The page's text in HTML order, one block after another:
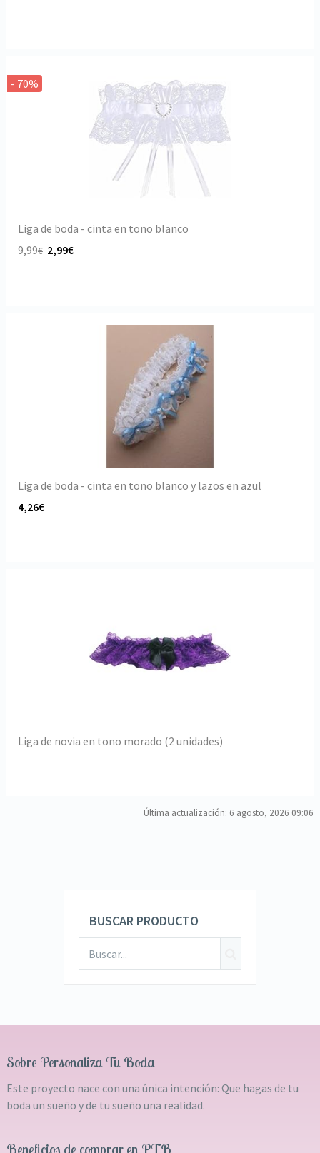
- 70%
Liga de boda - cinta en tono blanco
9,99€ 2,99€
Liga de boda - cinta en tono blanco y lazos en azul
4,26€
Liga de novia en tono morado (2 unidades)
Última actualización: 6 agosto, 2026 09:06
BUSCAR PRODUCTO
Sobre Personaliza Tu Boda
Este proyecto nace con una única intención: Que hagas de tu
boda un sueño y de tu sueño una realidad.
Beneficios de comprar en PTB